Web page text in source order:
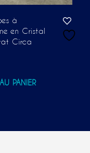
à
en Cristal
Circa
PANIER